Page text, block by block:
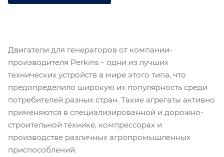
Двигатели для генераторов от компании-
производителя Perkins – одни из лучших
технических устройств в мире этого типа, что
предопределило широкую их популярность среди
потребителей разных стран. Такие агрегаты активно
применяются в специализированной и дорожно-
строительной технике, компрессорах и
производстве различных агропромышленных
приспособлений.